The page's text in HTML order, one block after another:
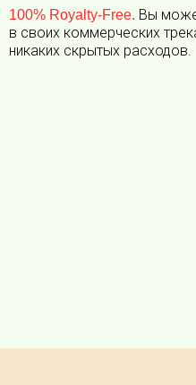
100% Royalty-Free. Вы
в своих коммерческих
никаких скрытых расходов.